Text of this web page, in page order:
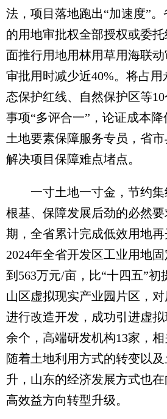
法，项目落地跑出“加速度”
的用地审批权全部授权或委
面推行用地用林用草用海联动
审批用时减少近40%。将占
态保护红线、自然保护区等
事项“多评合一”，论证成本降
土地要素保障服务专员，省
解决项目保障难点堵点。
一寸土地一寸金，节约集
根基、保障发展后劲的必然
期，全省累计完成低效用地再
2024年全省开发区工业用地
到563万元/亩，比“十四五”初
山区虚拟现实产业园片区，
进行改造开发，成功引进虚
余个，高端研发机构13家，相
随着土地利用方式的转变以
升，山东的经济发展方式也
高效益方向转型升级。